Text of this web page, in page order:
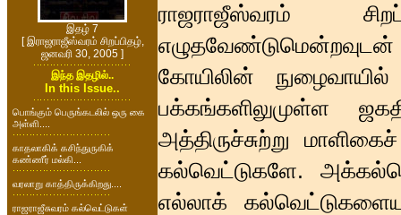
இதழ் 7
[ இராஜராஜீஸ்வரம் சிறப்பிதழ்,
ஜனவரி 30, 2005 ]
இந்த இதழில்..
In this Issue..
பொங்கும் பெருங்கடலில் ஒரு கை
அள்ளி....
காதலாகிக் கசிந்துருகிக்
கண்ணீர் மல்கி...
வரலாறு காத்திருக்கிறது....
ராஜராஜீசுவரம் கல்வெட்டுகள்
ராஜராஜீஸ்வரம்
கோயிலின்
பக்கங்களிலுமுள்ள
அத்திருச்சுற்று
கல்வெட்டுகளே.
எல்லாக்